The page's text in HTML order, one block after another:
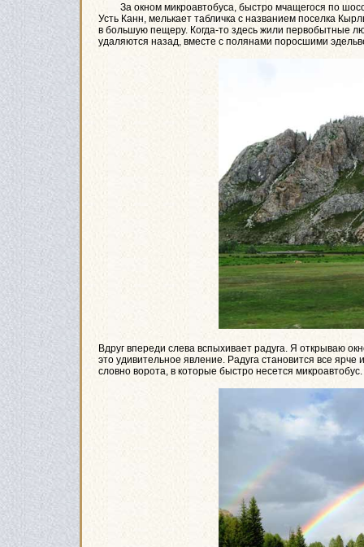
За окном микроавтобуса, быстро мчащегося по
Усть Канн, мелькает табличка с названием поселка
в большую пещеру. Когда-то здесь жили первобытные
удаляются назад, вместе с полянами поросшими
Вдруг впереди слева вспыхивает радуга. Я открываю
это удивительное явление. Радуга становится все
словно ворота, в которые быстро несется